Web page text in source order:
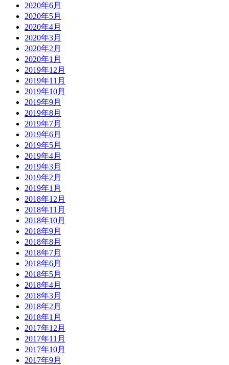
2020年6月
2020年5月
2020年4月
2020年3月
2020年2月
2020年1月
2019年12月
2019年11月
2019年10月
2019年9月
2019年8月
2019年7月
2019年6月
2019年5月
2019年4月
2019年3月
2019年2月
2019年1月
2018年12月
2018年11月
2018年10月
2018年9月
2018年8月
2018年7月
2018年6月
2018年5月
2018年4月
2018年3月
2018年2月
2018年1月
2017年12月
2017年11月
2017年10月
2017年9月